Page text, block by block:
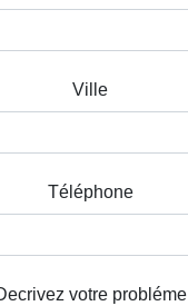
Ville
Téléphone
votre probléme